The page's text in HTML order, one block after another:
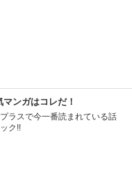
ンガはコレだ！
ラスで今一番読まれている話
ク!!